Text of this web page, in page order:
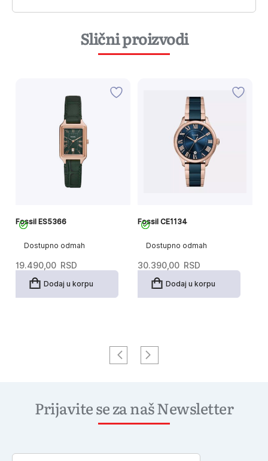
Slični proizvodi
Dostupno odmah
Fossil ES5366
19.490,00 RSD
Dodaj u korpu
Dostupno odmah
Fossil CE1134
30.390,00 RSD
Dodaj u korpu
Prijavite se za naš Newsletter